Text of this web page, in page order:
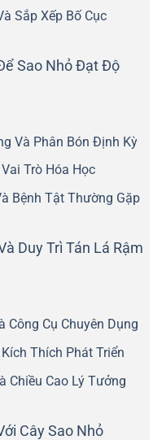
Sắp Xếp Bố Cục
Sao Nhỏ Đạt Độ
Và Phân Bón Định Kỳ
Trò Hóa Học
Bệnh Tật Thường Gặp
Duy Trì Tán Lá Rậm
Công Cụ Chuyên Dụng
Thích Phát Triển
Chiều Cao Lý Tưởng
Cây Sao Nhỏ